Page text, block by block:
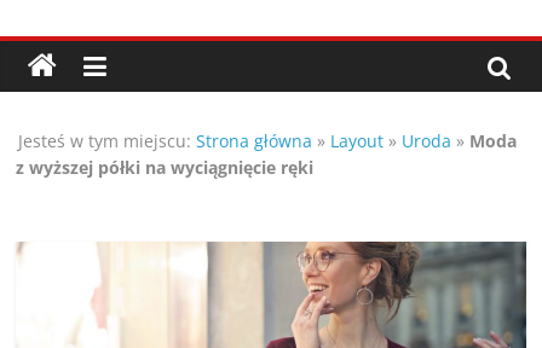
do
treści
Porady,
wskazówki
oraz
ciekawe
rady
Jesteś w tym miejscu: Strona główna » Layout » Uroda » Moda
z wyższej półki na wyciągnięcie ręki